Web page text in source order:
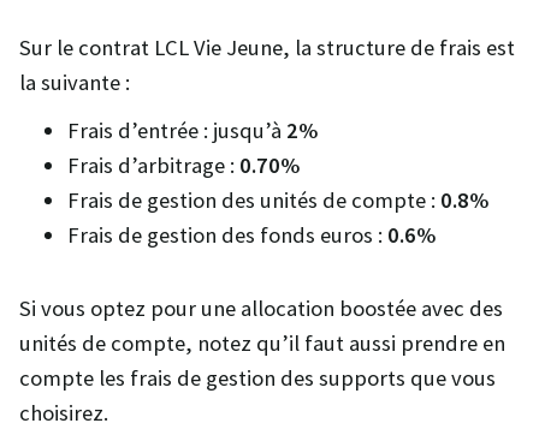
Sur le contrat LCL Vie Jeune, la structure de frais est
la suivante :
Frais d’entrée : jusqu’à 2%
Frais d’arbitrage : 0.70%
Frais de gestion des unités de compte : 0.8%
Frais de gestion des fonds euros : 0.6%
Si vous optez pour une allocation boostée avec des
unités de compte, notez qu’il faut aussi prendre en
compte les frais de gestion des supports que vous
choisirez.